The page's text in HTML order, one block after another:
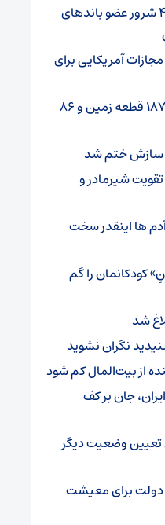
بازداشت 21مزدور موساد و 4 شرور عضو باندهای
آمریکایی برای
توقیف 86خودروی لوکس، 187 قطعه زمین و 86
شیرمادر و
ها اینقدر سخت
کودکانمان را گم
شد
نگران نشوید
از بیت‌المال کم شود
جان بر کف
وضعیت دیگر
دولت برای معیشت